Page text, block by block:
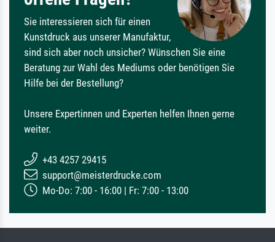
Sie interessieren sich für einen
Kunstdruck aus unserer Manufaktur,
sind sich aber noch unsicher? Wünschen Sie eine
Beratung zur Wahl des Mediums oder benötigen Sie
Hilfe bei der Bestellung?
Unsere Expertinnen und Experten helfen Ihnen gerne
weiter.
+43 4257 29415
support@meisterdrucke.com
Mo-Do: 7:00 - 16:00 | Fr: 7:00 - 13:00